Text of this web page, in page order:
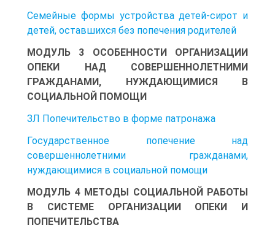
Семейные формы устройства детей-сирот и
детей, оставшихся без попечения родителей
МОДУЛЬ 3 ОСОБЕННОСТИ ОРГАНИЗАЦИИ
ОПЕКИ НАД СОВЕРШЕННОЛЕТНИМИ
ГРАЖДАНАМИ, НУЖДАЮЩИМИСЯ В
СОЦИАЛЬНОЙ ПОМОЩИ
ЗЛ Попечительство в форме патронажа
Государственное попечение над
совершеннолетними гражданами,
нуждающимися в социальной помощи
МОДУЛЬ 4 МЕТОДЫ СОЦИАЛЬНОЙ РАБОТЫ
В СИСТЕМЕ ОРГАНИЗАЦИИ ОПЕКИ И
ПОПЕЧИТЕЛЬСТВА